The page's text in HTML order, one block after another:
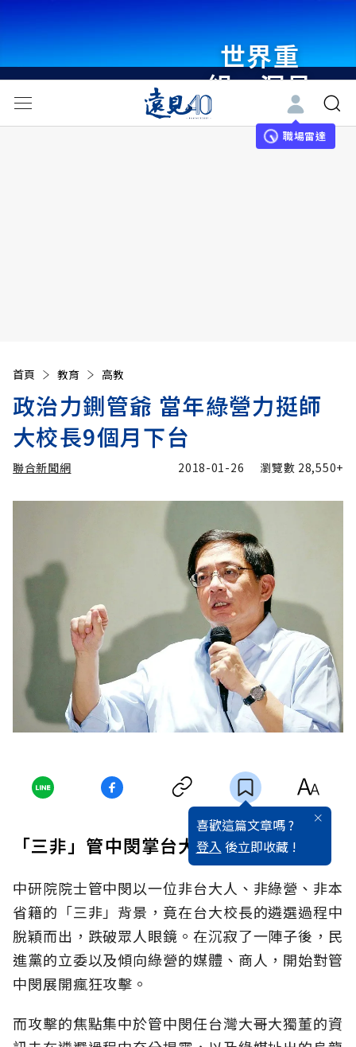
世界重
組・洞見
未來 與
世界領袖
職場雷達
首頁 教育 高教
政治力鍘管爺 當年綠營力挺師
大校長9個月下台
聯合新聞網 2018-01-26 瀏覽數 28,550+
喜歡這篇文章嗎 ?
登入 後立即收藏 !
「三非」管中閔掌台大 有人看不順眼
中研院院士管中閔以一位非台大人、非綠營、非本
省籍的「三非」背景，竟在台大校長的遴選過程中
脫穎而出，跌破眾人眼鏡。在沉寂了一陣子後，民
進黨的立委以及傾向綠營的媒體、商人，開始對管
中閔展開瘋狂攻擊。
而攻擊的焦點集中於管中閔任台灣大哥大獨董的資